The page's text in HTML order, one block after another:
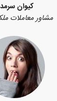
کیوان
مشاور معاملات